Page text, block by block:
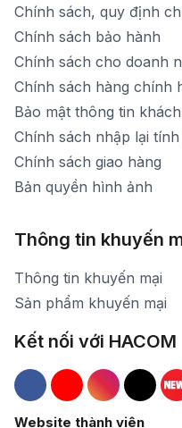
Chính sách, quy định
Chính sách bảo hành
Chính sách cho doanh
Chính sách hàng chính
Bảo mật thông tin
Chính sách nhập lại
Chính sách giao hàng
Bản quyền hình ảnh
Thông tin khuyến
Thông tin khuyến mại
Sản phẩm khuyến mại
Kết nối với HACOM
Hacom Facebook
HacomHacom
Website thành viên